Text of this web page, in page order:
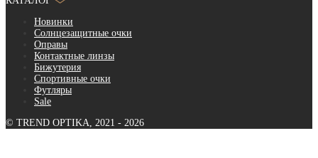
Новинки
Солнцезащитные очки
Оправы
Контактные линзы
Бижутерия
Спортивные очки
Футляры
Sale
© TREND OPTIKA, 2021 - 2026